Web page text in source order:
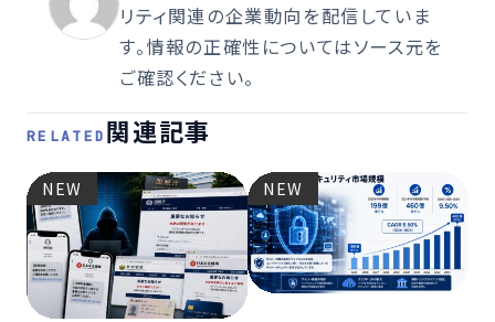
リティ関連の企業動向を配信していま
す。情報の正確性についてはソース元を
ご確認ください。
RELATED 関連記事
NEW NEW